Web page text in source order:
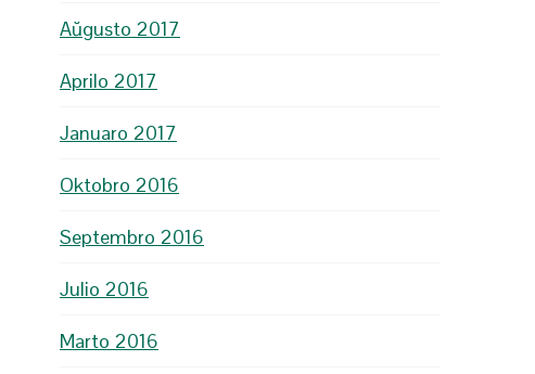
Aŭgusto 2017
Aprilo 2017
Januaro 2017
Oktobro 2016
Septembro 2016
Julio 2016
Marto 2016